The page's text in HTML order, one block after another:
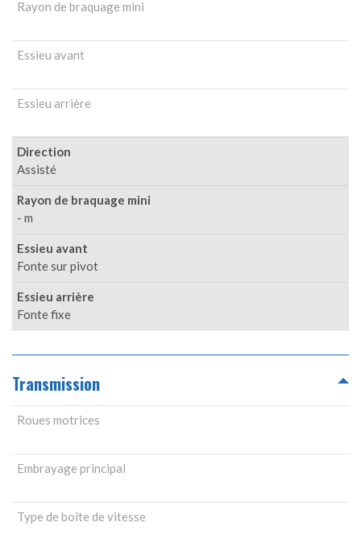
Rayon de braquage mini
Essieu avant
Essieu arrière
Direction
Assisté
Rayon de braquage mini
- m
Essieu avant
Fonte sur pivot
Essieu arrière
Fonte fixe
Transmission
Roues motrices
Embrayage principal
Type de boîte de vitesse